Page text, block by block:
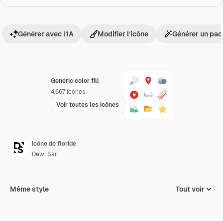
Generic color fill
4,667 Icônes
Voir toutes les icônes
Générer avec l’IA Modifier l’icône Générer un
Icône de floride
Dewi Sari
Même style Tout voir